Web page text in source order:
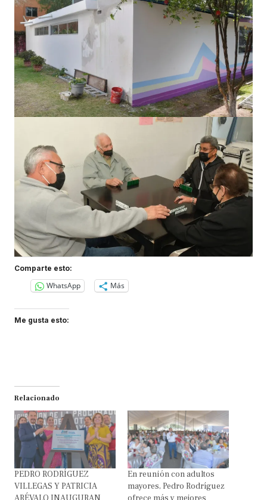
Comparte esto:
WhatsApp Más
Me gusta esto:
Relacionado
PEDRO RODRÍGUEZ
VILLEGAS Y PATRICIA
En reunión con adultos
mayores, Pedro Rodríguez